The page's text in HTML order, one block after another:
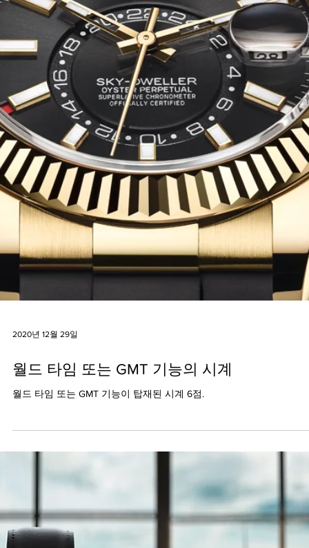
2020년 12월 29일